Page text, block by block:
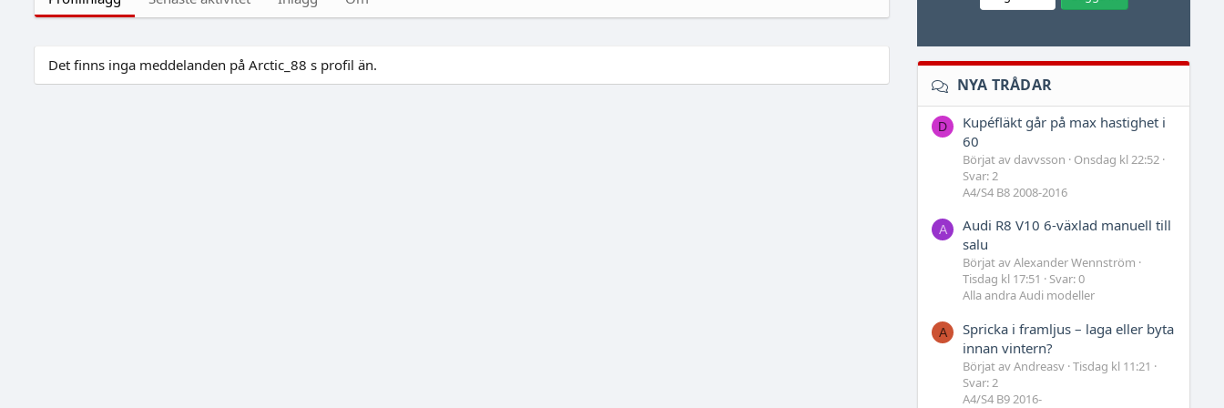
Det finns inga meddelanden på Arctic_88 s profil än.
NYA TRÅDAR
D
Kupéfläkt går på max hastighet i
60
Börjat av davvsson
Onsdag kl 22:52
Svar: 2
A4/S4 B8 2008-2016
A
Audi R8 V10 6-växlad manuell till
salu
Börjat av Alexander Wennström
Tisdag kl 17:51
Svar: 0
Alla andra Audi modeller
A
Spricka i framljus – laga eller byta
innan vintern?
Börjat av Andreasv Tisdag kl 11:21
Svar: 2
A4/S4 B9 2016-